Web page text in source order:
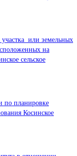
или земельных
на
сельское
по планировке
Косинское